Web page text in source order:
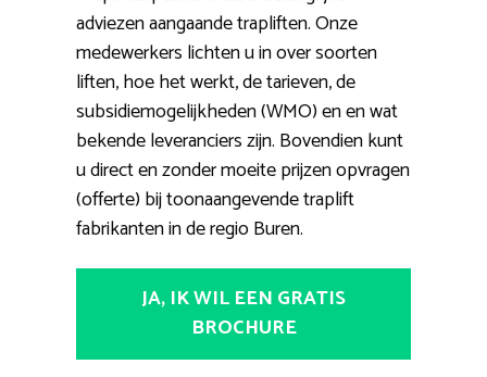
adviezen aangaande trapliften. Onze
medewerkers lichten u in over soorten
liften, hoe het werkt, de tarieven, de
subsidiemogelijkheden (WMO) en en wat
bekende leveranciers zijn. Bovendien kunt
u direct en zonder moeite prijzen opvragen
(offerte) bij toonaangevende traplift
fabrikanten in de regio Buren.
JA, IK WIL EEN GRATIS
BROCHURE